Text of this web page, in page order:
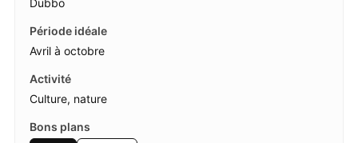
Dubbo
Avril à octobre
Culture, nature